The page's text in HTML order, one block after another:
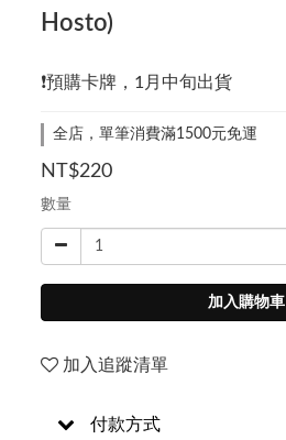
Hosto)
❗預購卡牌，1月中旬出貨
全店，單筆消費滿1500元免運
NT$220
數量
加入購物車
加入追蹤清單
付款方式